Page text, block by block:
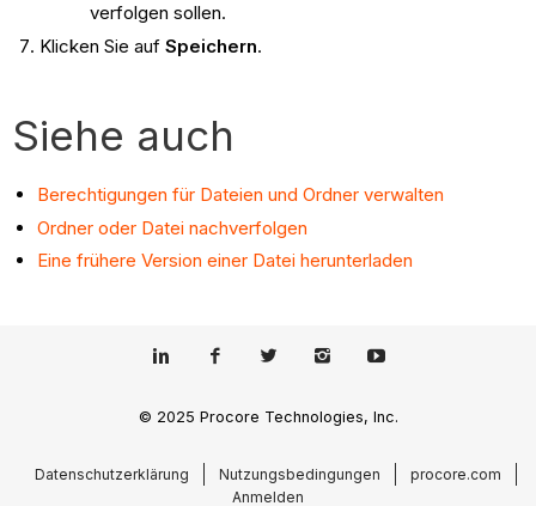
verfolgen sollen.
Klicken Sie auf Speichern.
Siehe auch
Berechtigungen für Dateien und Ordner verwalten
Ordner oder Datei nachverfolgen
Eine frühere Version einer Datei herunterladen
© 2025 Procore Technologies, Inc.
Datenschutzerklärung Nutzungsbedingungen
procore.com
Anmelden